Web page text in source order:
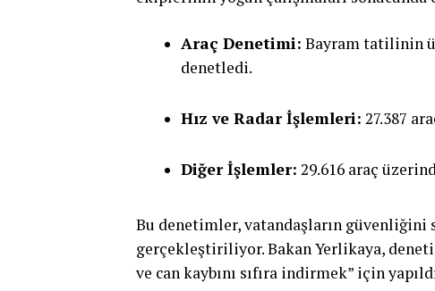
Araç Denetimi: Bayram tatilinin
denetledi.
Hız ve Radar İşlemleri: 27.387
Diğer İşlemler: 29.616 araç
Bu denetimler, vatandaşların güvenliğini
gerçekleştiriliyor. Bakan Yerlikaya,
ve can kaybını sıfıra indirmek” için